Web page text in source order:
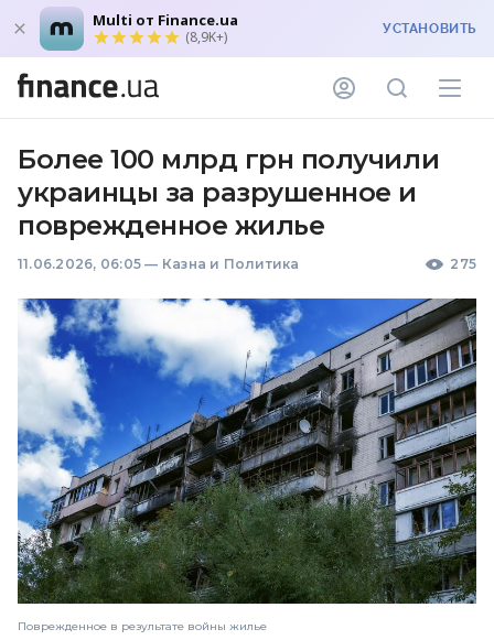
Multi от Finance.ua
(8,9K+) УСТАНОВИТЬ
Более 100 млрд грн получили
украинцы за разрушенное и
поврежденное жилье
11.06.2026, 06:05 — Казна и Политика 275
Поврежденное в результате войны жилье